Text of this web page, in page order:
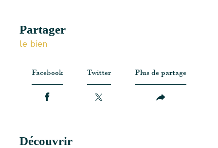
partager
le bien
Facebook Twitter Plus de partage
découvrir